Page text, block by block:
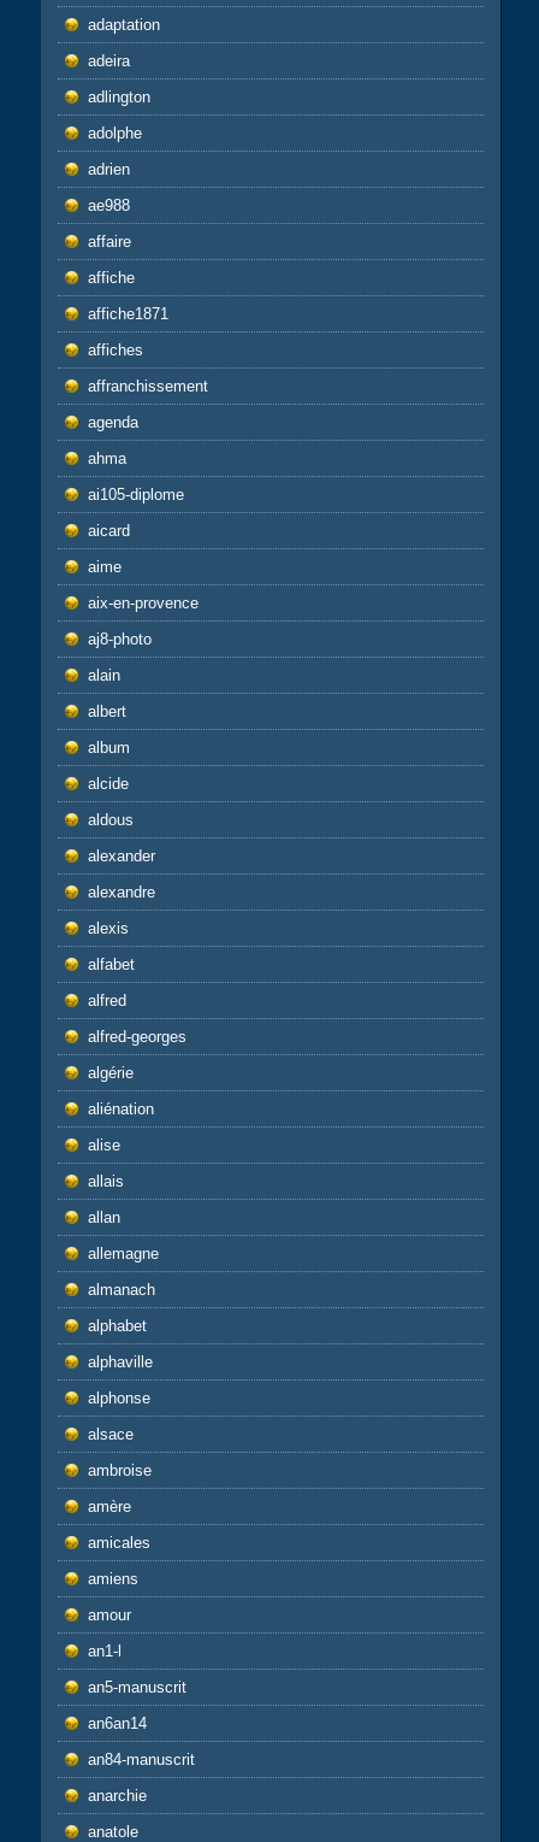
adaptation
adeira
adlington
adolphe
adrien
ae988
affaire
affiche
affiche1871
affiches
affranchissement
agenda
ahma
ai105-diplome
aicard
aime
aix-en-provence
aj8-photo
alain
albert
album
alcide
aldous
alexander
alexandre
alexis
alfabet
alfred
alfred-georges
algérie
aliénation
alise
allais
allan
allemagne
almanach
alphabet
alphaville
alphonse
alsace
ambroise
amère
amicales
amiens
amour
an1-l
an5-manuscrit
an6an14
an84-manuscrit
anarchie
anatole